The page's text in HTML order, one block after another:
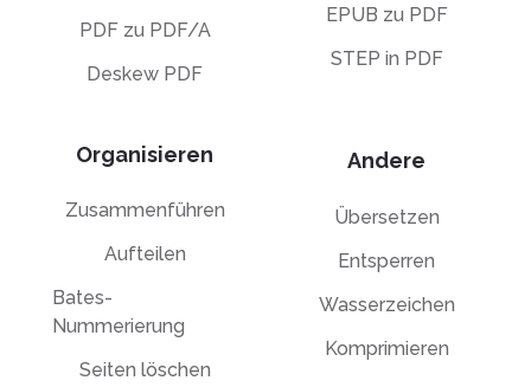
PDF zu PDF/A
Deskew PDF
Organisieren
Zusammenführen
Aufteilen
Bates-
Nummerierung
Seiten löschen
EPUB zu PDF
STEP in PDF
Andere
Übersetzen
Entsperren
Wasserzeichen
Komprimieren